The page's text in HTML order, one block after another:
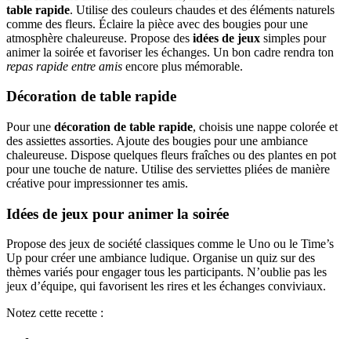
table rapide. Utilise des couleurs chaudes et des éléments naturels
comme des fleurs. Éclaire la pièce avec des bougies pour une
atmosphère chaleureuse. Propose des idées de jeux simples pour
animer la soirée et favoriser les échanges. Un bon cadre rendra ton
repas rapide entre amis encore plus mémorable.
Décoration de table rapide
Pour une décoration de table rapide, choisis une nappe colorée et
des assiettes assorties. Ajoute des bougies pour une ambiance
chaleureuse. Dispose quelques fleurs fraîches ou des plantes en pot
pour une touche de nature. Utilise des serviettes pliées de manière
créative pour impressionner tes amis.
Idées de jeux pour animer la soirée
Propose des jeux de société classiques comme le Uno ou le Time’s
Up pour créer une ambiance ludique. Organise un quiz sur des
thèmes variés pour engager tous les participants. N’oublie pas les
jeux d’équipe, qui favorisent les rires et les échanges conviviaux.
Notez cette recette :